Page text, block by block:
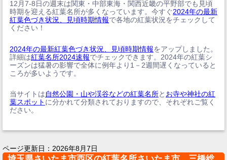
12月7-8日の週末は関東・中部東海・関西近畿の平野部でも見頃
時期を迎える紅葉名所が多くなっています。今すぐ2024年の最新
紅葉色づき状況、見頃時期情報で各地の紅葉状況をチェックして
ください！
2024年の最新紅葉色づき状況、見頃時期情報をアップしました。
詳細は紅葉名所2024速報でチェックできます。2024年の紅葉シ
ーズンは猛暑の影響で全体に例年より1－2週間遅くなっていると
ころが多いようです。
当サイトは自然公園・山や渓谷などの紅葉名所と お寺や神社の紅
葉スポット に分かれて分類されておりますので、それぞれご覧く
ださい。
ページ更新日： 2026年8月7日